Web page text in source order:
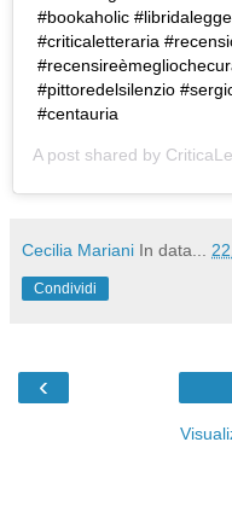
#bookaholic
#criticaletteraria
#pittoredelsilenzio
#centauria
A post shared by
Cecilia Mariani In data...
Condividi
‹